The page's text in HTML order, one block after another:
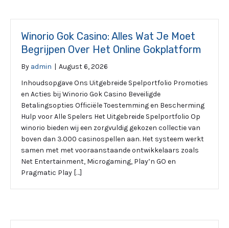
Winorio Gok Casino: Alles Wat Je Moet
Begrijpen Over Het Online Gokplatform
By admin | August 6, 2026
Inhoudsopgave Ons Uitgebreide Spelportfolio Promoties
en Acties bij Winorio Gok Casino Beveiligde
Betalingsopties Officiële Toestemming en Bescherming
Hulp voor Alle Spelers Het Uitgebreide Spelportfolio Op
winorio bieden wij een zorgvuldig gekozen collectie van
boven dan 3.000 casinospellen aan. Het systeem werkt
samen met met vooraanstaande ontwikkelaars zoals
Net Entertainment, Microgaming, Play’n GO en
Pragmatic Play […]